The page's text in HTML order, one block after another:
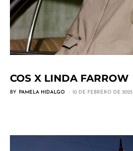
COS X LINDA FARROW
BY PAMELA HIDALGO 10 DE FEBRERO DE 2025